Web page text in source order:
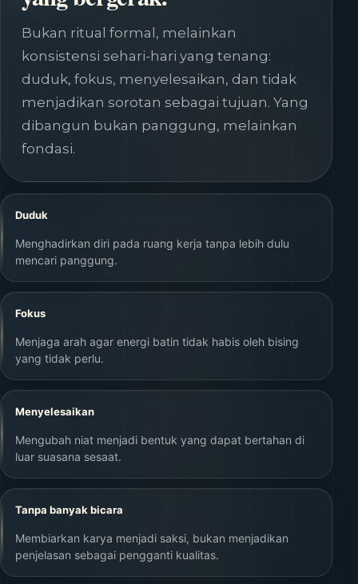
Bukan ritual formal, melainkan
konsistensi sehari-hari yang tenang:
duduk, fokus, menyelesaikan, dan tidak
menjadikan sorotan sebagai tujuan. Yang
dibangun bukan panggung, melainkan
fondasi.
Duduk
Menghadirkan diri pada ruang kerja tanpa lebih dulu
mencari panggung.
Fokus
Menjaga arah agar energi batin tidak habis oleh bising
yang tidak perlu.
Menyelesaikan
Mengubah niat menjadi bentuk yang dapat bertahan di
luar suasana sesaat.
Tanpa banyak bicara
Membiarkan karya menjadi saksi, bukan menjadikan
penjelasan sebagai pengganti kualitas.